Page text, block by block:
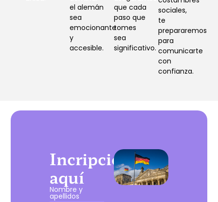
el alemán
sea
emocionante
y
accesible.
que cada
paso que
tomes
sea
significativo.
sociales,
te
prepararemos
para
comunicarte
con
confianza.
Incripción
aquí
Nombre y
apellidos